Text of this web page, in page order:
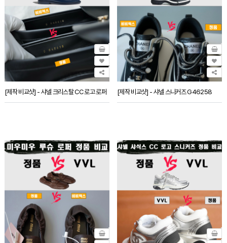
[제작 비교샷] - 샤넬 크리스탈 CC 로고 로퍼 [제작 비교샷] - 샤넬 스니커즈 G46258